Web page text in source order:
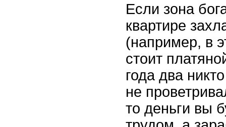
Если зона
квартире
(например, в
стоит
года два
не
то деньги вы